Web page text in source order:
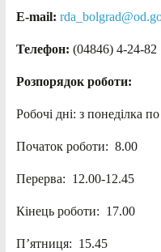
E-mail:
Телефон: (04846) 4-24-82
Розпорядок роботи:
Робочі дні: з понеділка
Початок роботи: 8.00
Перерва: 12.00-12.45
Кінець роботи: 17.00
П’ятниця: 15.45